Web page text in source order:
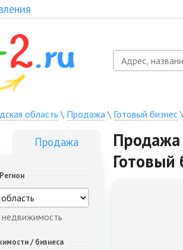
область \ Продажа\ Готовый бизнес
Продажа
Регион
/ бизнеса
Продажа
Готовый